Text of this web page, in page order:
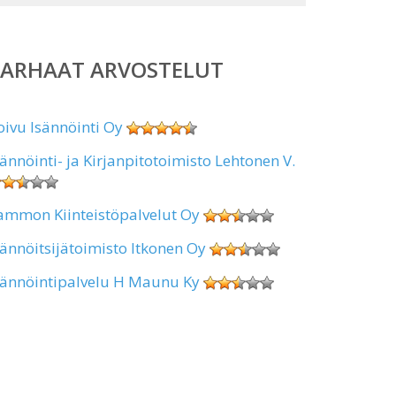
ARVOSTELUT
Isännöinti Oy
ja Kirjanpitotoimisto Lehtonen V.
Kiinteistöpalvelut Oy
Itkonen Oy
H Maunu Ky